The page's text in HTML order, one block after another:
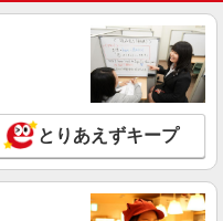
どチルド商品の仕分け業務
詳細を見る
とりあえずキープ